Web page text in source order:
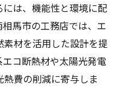
は、機能性と環境に配
馬市の工務店では、エ
材を活用した設計を提
コ断熱材や太陽光発電
費の削減に寄与しま